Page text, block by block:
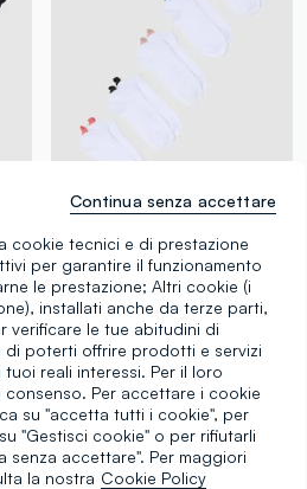
OVS
Multipack di cinque calzini bianchi in cotone organico
€ 7,95 -50% € 3,97
2 Colori
cookie tecnici e di prestazione
per garantire il funzionamento
le prestazione; Altri cookie (i
installati anche da terze parti,
verificare le tue abitudini di
di poterti offrire prodotti e servizi
tuoi reali interessi. Per il loro
consenso. Per accettare i cookie
su "accetta tutti i cookie", per
"Gestisci cookie" o per rifiutarli
senza accettare". Per maggiori
la nostra Cookie Policy
Continua senza accettare